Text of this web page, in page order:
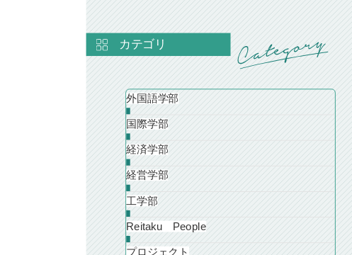
カテゴリ
外国語学部
国際学部
経済学部
経営学部
工学部
Reitaku People
プロジェクト